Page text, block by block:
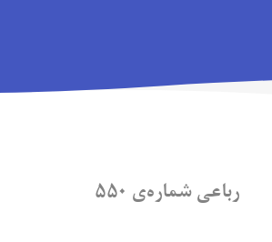
رباعی شماره‌ی ۵۵۰